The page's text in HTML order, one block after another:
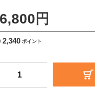
円
2,340
込 ]